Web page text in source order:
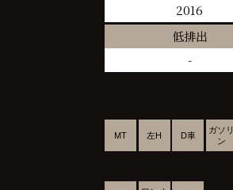
2016
低排出
-
MT 左H D車
ガソリ
ン